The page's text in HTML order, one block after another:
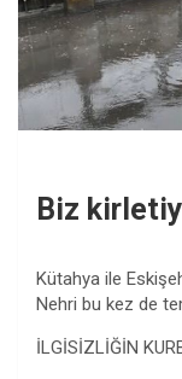
Biz
Kütahya ile
Nehri bu kez de
İLGİSİZLİĞİN